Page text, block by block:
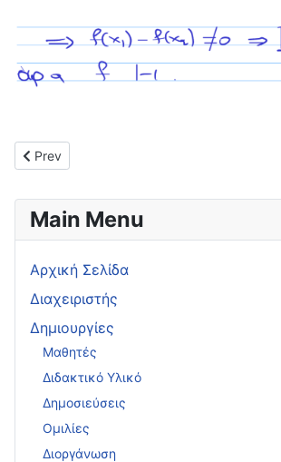
Previous article: Εφαπτομένη και Κυρτότητα
Prev
Main Menu
Αρχική Σελίδα
Διαχειριστής
Δημιουργίες
Μαθητές
Διδακτικό Υλικό
Δημοσιεύσεις
Ομιλίες
Διοργάνωση